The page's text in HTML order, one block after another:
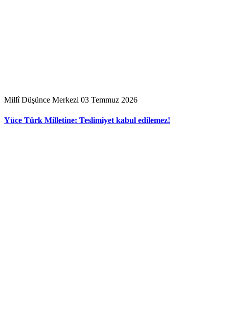
Millî Düşünce Merkezi 03 Temmuz 2026
Yüce Türk Milletine: Teslimiyet kabul edilemez!